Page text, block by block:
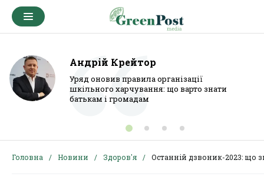
Андрій Крейтор
Уряд оновив правила організації
шкільного харчування: що варто знати
батькам і громадам
Головна Новини Здоров'я Останній дзвоник-2023: що